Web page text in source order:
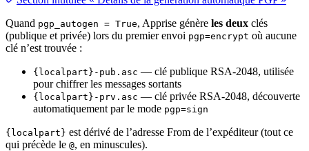
Quand pgp_autogen = True, Apprise génère les deux clés
(publique et privée) lors du premier envoi pgp=encrypt où aucune
clé n’est trouvée :
{localpart}-pub.asc — clé publique RSA-2048, utilisée
pour chiffrer les messages sortants
{localpart}-prv.asc — clé privée RSA-2048, découverte
automatiquement par le mode pgp=sign
{localpart} est dérivé de l’adresse From de l’expéditeur (tout ce
qui précède le @, en minuscules).